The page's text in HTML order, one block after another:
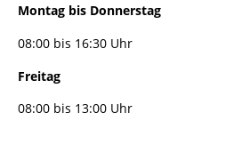
Montag bis Donnerstag
08:00 bis 16:30 Uhr
Freitag
08:00 bis 13:00 Uhr